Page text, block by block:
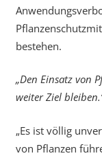
bestehen.
„Den Einsatz von
weiter Ziel
„Es ist völlig
von Pflanzen